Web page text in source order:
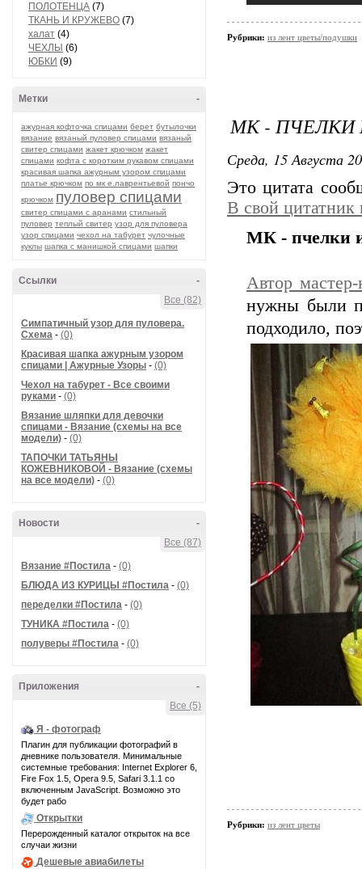
ПОЛОТЕНЦА (7)
ТКАНЬ И КРУЖЕВО (7)
халат (4)
ЧЕХЛЫ (6)
ЮБКИ (9)
-
Метки
ажурная кофточка спицами берет бутылочки
вязание вязаный пуловер спицами вязаный
свитер спицами жакет крючком жакет
спицами кофта с коротким рукавом спицами
красивая шапка ажурным узором спицами
платье крючком по мк е.лаврентьевой пончо
крючком пуловер спицами
свитер спицами с аранами стильный
пуловер теплый свитер узор для пуловера
узор спицами чехол на табурет чулочные
куклы шапка с манишкой спицами шапки
-
Ссылки
Все (82)
Симпатичный узор для пуловера.
Схема - (0)
Красивая шапка ажурным узором
спицами | Ажурные Узоры - (0)
Чехол на табурет - Все своими
руками - (0)
Вязание шляпки для девочки
спицами - Вязание (схемы на все
модели) - (0)
ТАПОЧКИ ТАТЬЯНЫ
КОЖЕВНИКОВОЙ - Вязание (схемы
на все модели) - (0)
-
Новости
Все (87)
Вязание #Постила - (0)
БЛЮДА ИЗ КУРИЦЫ #Постила - (0)
переделки #Постила - (0)
ТУНИКА #Постила - (0)
полуверы #Постила - (0)
-
Приложения
Все (5)
Я - фотограф
Плагин для публикации фотографий в
дневнике пользователя. Минимальные
системные требования: Internet Explorer 6,
Fire Fox 1.5, Opera 9.5, Safari 3.1.1 со
включенным JavaScript. Возможно это
будет рабо
Открытки
Перерожденный каталог открыток на все
случаи жизни
Дешевые авиабилеты
Рубрики: из лент цветы/подушки
МК - ПЧЕЛКИ
Среда, 15 Августа
Это цитата
В свой цитатник
МК - пчелки
Автор
нужны были
подходило,
Рубрики: из лент цветы